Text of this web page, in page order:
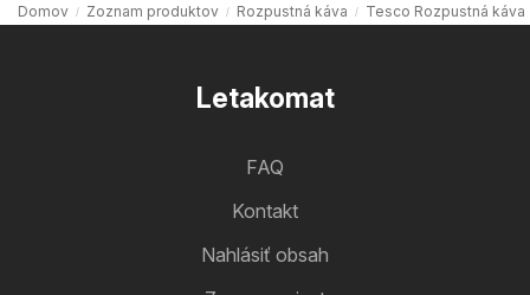
Domov Zoznam produktov Rozpustná káva Tesco Rozpustná káva
Letakomat
FAQ
Kontakt
Nahlásiť obsah